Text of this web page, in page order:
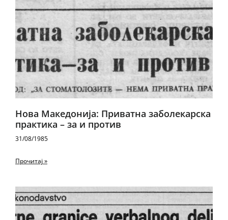
Нова Македонија: Приватна заболекарска
практика – за и против
31/08/1985
Прочитај »